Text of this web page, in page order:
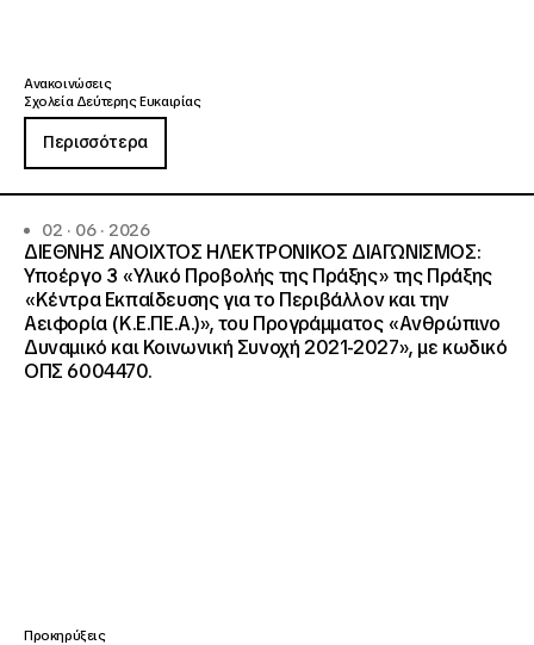
Ανακοινώσεις
Σχολεία Δεύτερης Ευκαιρίας
Περισσότερα
02 · 06 · 2026
ΔΙΕΘΝΗΣ ΑΝΟΙΧΤΟΣ ΗΛΕΚΤΡΟΝΙΚΟΣ ΔΙΑΓΩΝΙΣΜΟΣ:
Υποέργο 3 «Υλικό Προβολής της Πράξης» της Πράξης
«Κέντρα Εκπαίδευσης για το Περιβάλλον και την
Αειφορία (Κ.Ε.ΠΕ.Α.)», του Προγράμματος «Ανθρώπινο
Δυναμικό και Κοινωνική Συνοχή 2021-2027», με κωδικό
ΟΠΣ 6004470.
Προκηρύξεις